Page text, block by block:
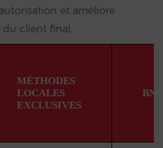
et améliore
du client final.
MÉTHODES
LOCALES
EXCLUSIVES